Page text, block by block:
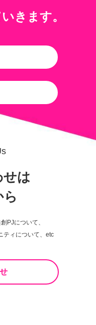
きます。
せは
PJについて、
ティについて、etc